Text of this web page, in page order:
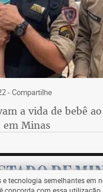
- Compartilhe
a vida de bebê
Minas
e tecnologia semelhantes em